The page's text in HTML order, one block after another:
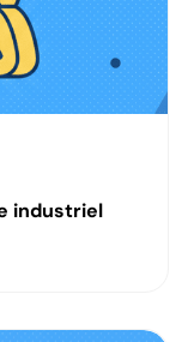
industriel